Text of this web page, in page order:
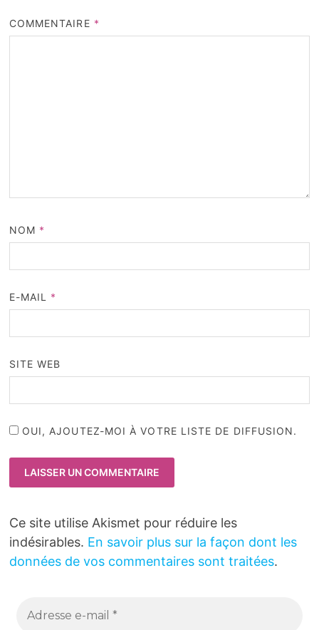
COMMENTAIRE *
NOM *
E-MAIL *
SITE WEB
OUI, AJOUTEZ-MOI À VOTRE LISTE DE DIFFUSION.
Ce site utilise Akismet pour réduire les
indésirables. En savoir plus sur la façon dont les
données de vos commentaires sont traitées.